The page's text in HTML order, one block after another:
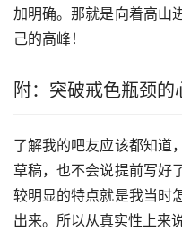
加明确。那就是向着高山
己的高峰！
附：突破戒色瓶颈
了解我的吧友应该都知道
草稿，也不会说提前写好
较明显的特点就是我当时
出来。所以从真实性上来